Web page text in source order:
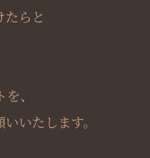
らと
、
いたします。